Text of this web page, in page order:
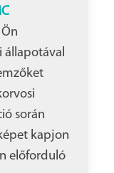
állapotával
során
kapjon
előforduló